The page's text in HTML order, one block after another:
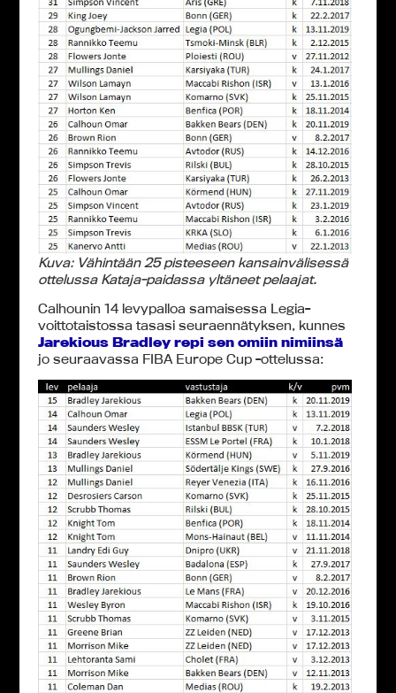
Kuva: Vähintään 25 pisteeseen kansainvälisessä
ottelussa Kataja-paidassa yltäneet pelaajat.
Calhounin 14 levypalloa samaisessa Legia-
voittotaistossa tasasi seuraennätyksen, kunnes
Jarekious Bradley repi sen omiin nimiinsä
jo seuraavassa FIBA Europe Cup -ottelussa: